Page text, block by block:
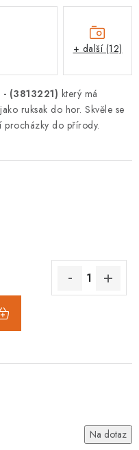
Kontakty
Poradna
(3813221) který má
ruksak do hor. Skvěle se
procházky do přírody.
Na dotaz
+ další (12)